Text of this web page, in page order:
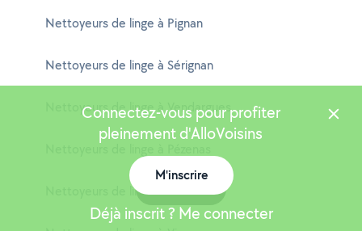
Nettoyeurs de linge à Pignan
Nettoyeurs de linge à Sérignan
Nettoyeurs de linge à Vendargues
Nettoyeurs de linge à Jacou
Connectez-vous pour profiter
pleinement d'AlloVoisins
M'inscrire
Déjà inscrit ? Me connecter